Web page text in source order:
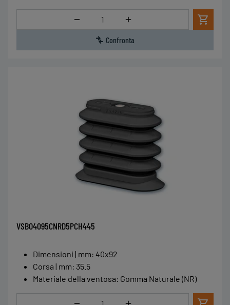
Quantità
Confronta
VSBO4095CNRD5PCH445
Dimensioni | mm: 40x92
Corsa | mm: 35.5
Materiale della ventosa: Gomma Naturale (NR)
Quantità